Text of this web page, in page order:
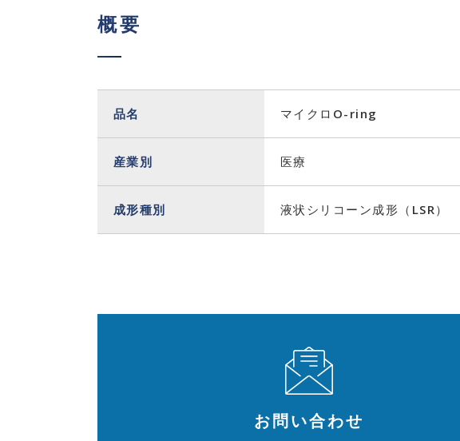
概要
品名 マイクロO-ring
産業別 医療
成形種別 液状シリコーン成形（LSR）
お問い合わせ